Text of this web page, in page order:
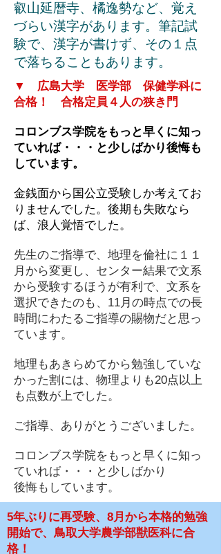
叡山延暦寺、橘逸勢など、覚え
づらい漢字があります。筆記試
験で、漢字が書けず、その１点
で落ちることもあります。
▼ 広島大学 医学部 保健学科に
合格！ 合格定員４人の狭き門
コロンブス学院をもっと早くに知っ
ていれば・・・と少しばかり後悔も
しています。
金銭面から 国公立受験しか考えてお
りませんでした。後期も失敗なら
ば、浪人覚悟でした。
先生のご指導で、地理を倫社に１１
月から変更し、センター結果で文系
から受験するほうが有利で、文系を
選択できたのも、11月の時点での長
時間にわたるご指導の賜物だと思っ
ています。
地理もあきらめてから勉強していな
かった割には、物理よりも20点以上
も点数が上でした。
ご指導、ありがとうございました。
コロンブス学院をもっと早くに知っ
ていれば・・・と少しばかり
後悔もしています。
5年ぶりに再受験、8月から本格的勉強
開始で、鳥取大学農学部獣医科に合
格！